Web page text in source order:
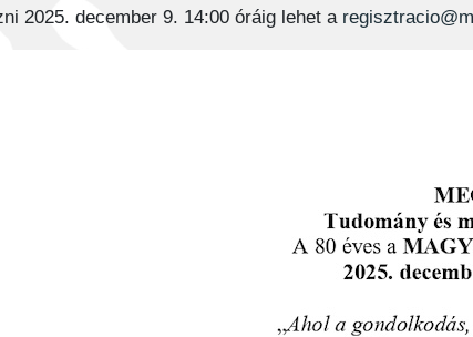
2025. december 9. 14:00 óráig lehet a